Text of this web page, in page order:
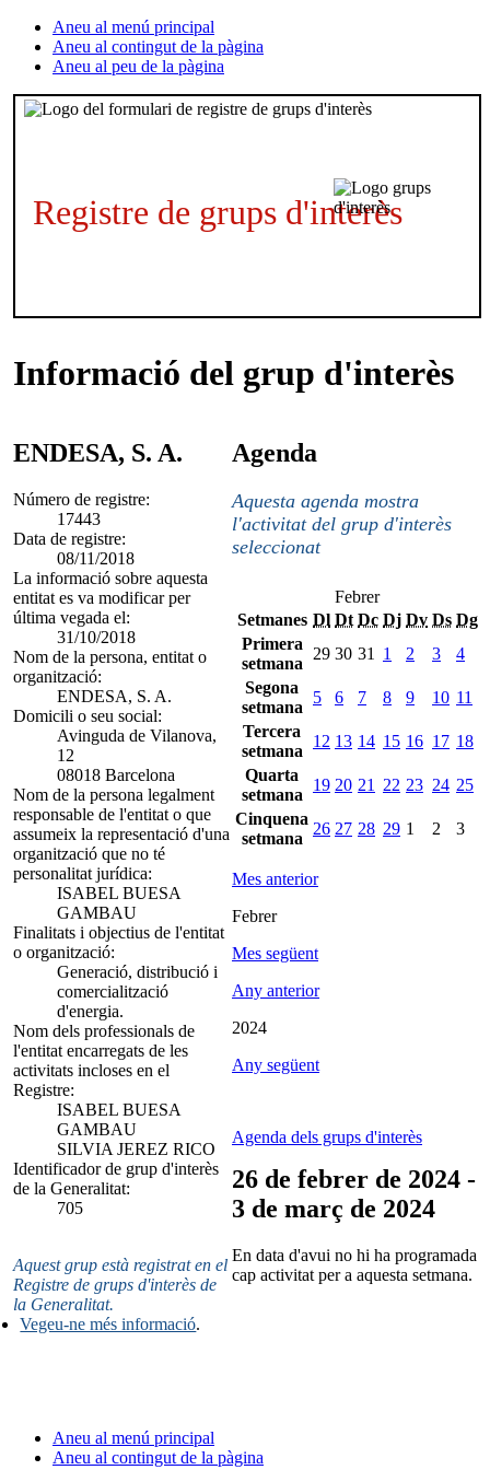
Aneu al menú principal
Aneu al contingut de la pàgina
Aneu al peu de la pàgina
Registre de grups d'interès
Informació del grup d'interès
ENDESA, S. A.
Número de registre:
17443
Data de registre:
08/11/2018
La informació sobre aquesta
entitat es va modificar per
última vegada el:
31/10/2018
Nom de la persona, entitat o
organització:
ENDESA, S. A.
Domicili o seu social:
Avinguda de Vilanova,
12
08018 Barcelona
Nom de la persona legalment
responsable de l'entitat o que
assumeix la representació d'una
organització que no té
personalitat jurídica:
ISABEL BUESA
GAMBAU
Finalitats i objectius de l'entitat
o organització:
Generació, distribució i
comercialització
d'energia.
Nom dels professionals de
l'entitat encarregats de les
activitats incloses en el
Registre:
ISABEL BUESA
GAMBAU
SILVIA JEREZ RICO
Identificador de grup d'interès
de la Generalitat:
705
Aquest grup està registrat en el
Registre de grups d'interès de
la Generalitat.
Vegeu-ne més informació.
Agenda
Aquesta agenda mostra
l'activitat del grup d'interès
seleccionat
Febrer
Setmanes Dl Dt Dc Dj Dv Ds Dg
Primera
setmana
29 30 31 1 2 3
4
Segona
setmana
5 6 7 8 9 10 11
Tercera
setmana
12 13 14 15 16 17 18
Quarta
setmana
19 20 21 22 23 24 25
Cinquena
setmana
26 27 28 29 1 2 3
Mes anterior
Febrer
Mes següent
Any anterior
2024
Any següent
Agenda dels grups d'interès
26 de febrer de 2024 -
3 de març de 2024
En data d'avui no hi ha programada
cap activitat per a aquesta setmana.
Aneu al menú principal
Aneu al contingut de la pàgina